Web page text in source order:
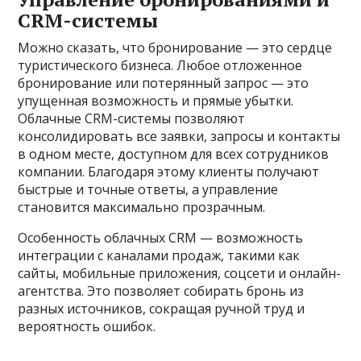
CRM-системы
Можно сказать, что бронирование — это сердце
туристического бизнеса. Любое отложенное
бронирование или потерянный запрос — это
упущенная возможность и прямые убытки.
Облачные CRM-системы позволяют
консолидировать все заявки, запросы и контакты
в одном месте, доступном для всех сотрудников
компании. Благодаря этому клиенты получают
быстрые и точные ответы, а управление
становится максимально прозрачным.
Особенность облачных CRM — возможность
интеграции с каналами продаж, такими как
сайты, мобильные приложения, соцсети и онлайн-
агентства. Это позволяет собирать бронь из
разных источников, сокращая ручной труд и
вероятность ошибок.